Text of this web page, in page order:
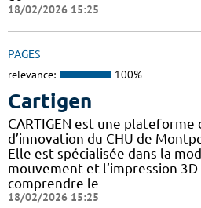
18/02/2026 15:25
PAGES
relevance: 100%
Cartigen
CARTIGEN est une
d’innovation du CHU de
Elle est spécialisée dans la
mouvement et l’impression
comprendre le
18/02/2026 15:25